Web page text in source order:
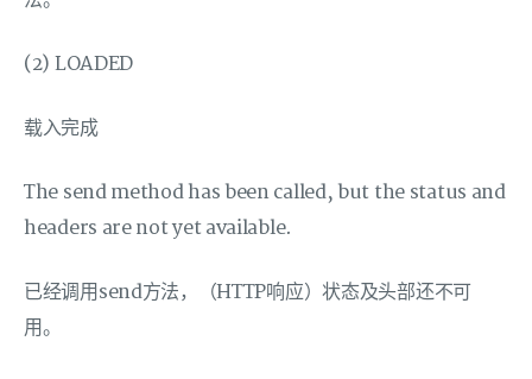
(2) LOADED
载入完成
The send method has been called, but the status and
headers are not yet available.
已经调用send方法，（HTTP响应）状态及头部还不可
用。